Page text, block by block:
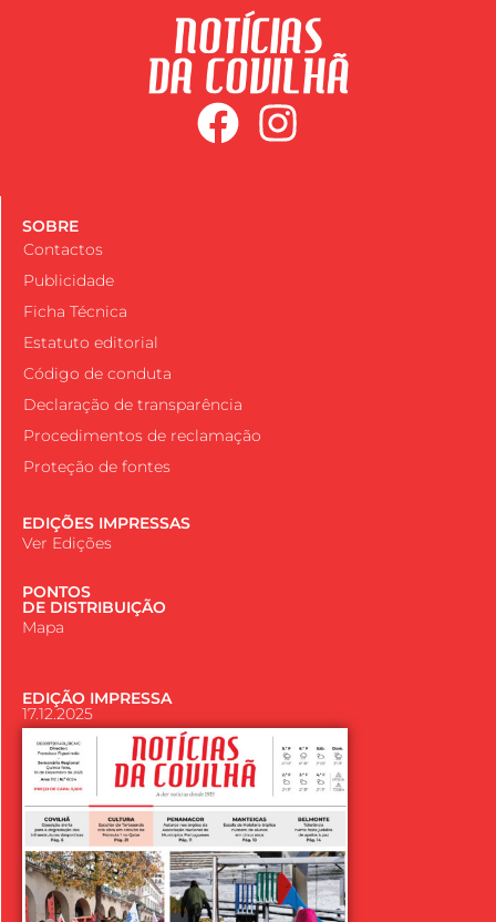
SOBRE
Contactos
Publicidade
Ficha Técnica
Estatuto editorial
Código de conduta
Declaração de transparência
Procedimentos de reclamação
Proteção de fontes
EDIÇÕES IMPRESSAS
Ver Edições
PONTOS
DE DISTRIBUIÇÃO
Mapa
EDIÇÃO IMPRESSA
17.12.2025